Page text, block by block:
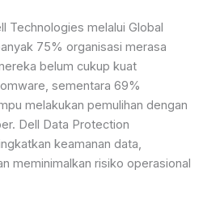
Technologies melalui Global
75% organisasi merasa
belum cukup kuat
sementara 69%
melakukan pemulihan dengan
Dell Data Protection
keamanan data,
meminimalkan risiko operasional